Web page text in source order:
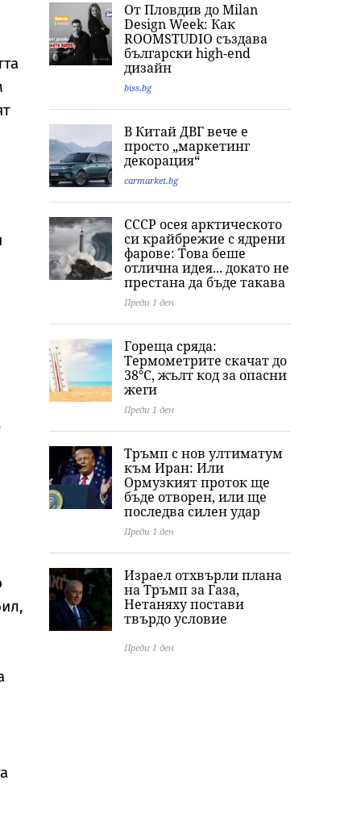
От Пловдив до Milan
Design Week: Как
ROOMSTUDIO създава
български high-end
дизайн
biss.bg
В Китай ДВГ вече е
просто „маркетинг
декорация“
carmarket.bg
СССР осея арктическото
си крайбрежие с ядрени
фарове: Това беше
отлична идея... докато не
престана да бъде такава
Преди 1 ден
Гореща сряда:
Термометрите скачат до
38°C, жълт код за опасни
жеги
Преди 1 ден
Тръмп с нов ултиматум
към Иран: Или
Ормузкият проток ще
бъде отворен, или ще
последва силен удар
Преди 1 ден
Израел отхвърли плана
на Тръмп за Газа,
Нетаняху постави
твърдо условие
Преди 1 ден